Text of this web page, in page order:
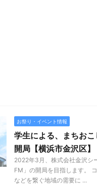
お祭り・イベント情報
学生による、まちお
開局【横浜市金沢区】
2022年3月、株式会社金沢シ
FM」の開局を目指します。
などを繋ぐ地域の需要に ...